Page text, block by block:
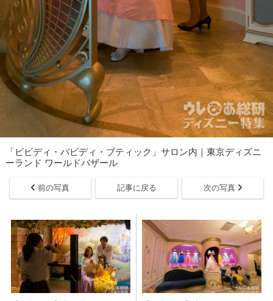
「ビビディ・バビディ・ブティック」サロン内｜東京ディズニ
ーランド ワールドバザール
前の写真 記事に戻る 次の写真